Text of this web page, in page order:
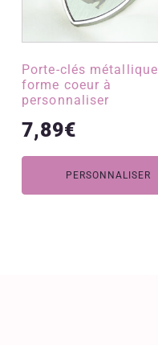
Porte-clés métallique
forme coeur à
personnaliser
7,89€
PERSONNALISER